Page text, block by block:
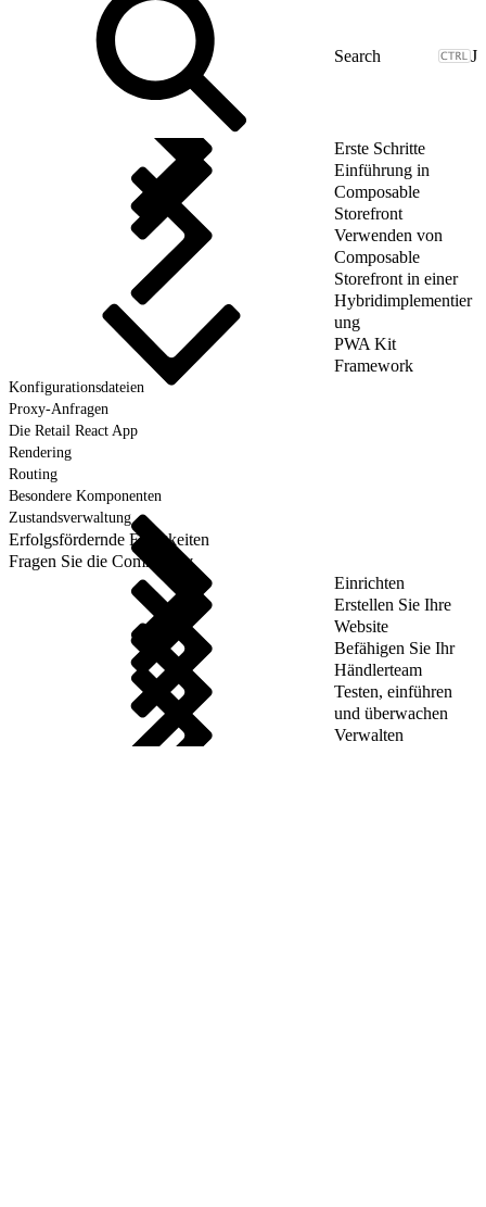
J
Erste Schritte
Einführung in
Composable
Storefront
Verwenden von
Composable
Storefront in einer
Hybridimplementier
ung
PWA Kit
Framework
Konfigurationsdateien
Proxy-Anfragen
Die Retail React App
Rendering
Routing
Besondere Komponenten
Zustandsverwaltung
Erfolgsfördernde Fähigkeiten
Fragen Sie die Community
Einrichten
Erstellen Sie Ihre
Website
Befähigen Sie Ihr
Händlerteam
Testen, einführen
und überwachen
Verwalten